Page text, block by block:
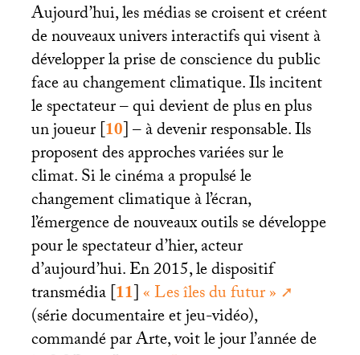
Aujourd’hui, les médias se croisent et créent
de nouveaux univers interactifs qui visent à
développer la prise de conscience du public
face au changement climatique. Ils incitent
le spectateur – qui devient de plus en plus
un joueur[10]– à devenir responsable. Ils
proposent des approches variées sur le
climat. Si le cinéma a propulsé le
changement climatique à l’écran,
l’émergence de nouveaux outils se développe
pour le spectateur d’hier, acteur
d’aujourd’hui. En 2015, le dispositif
transmédia[11]«Les îles du futur»
(série documentaire et jeu-vidéo),
commandé par Arte, voit le jour l’année de